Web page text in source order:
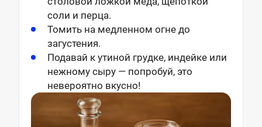
соли и перца.
Томить на медленном огне до
загустения.
Подавай к утиной грудке, индейке или
нежному сыру — попробуй, это
невероятно вкусно!